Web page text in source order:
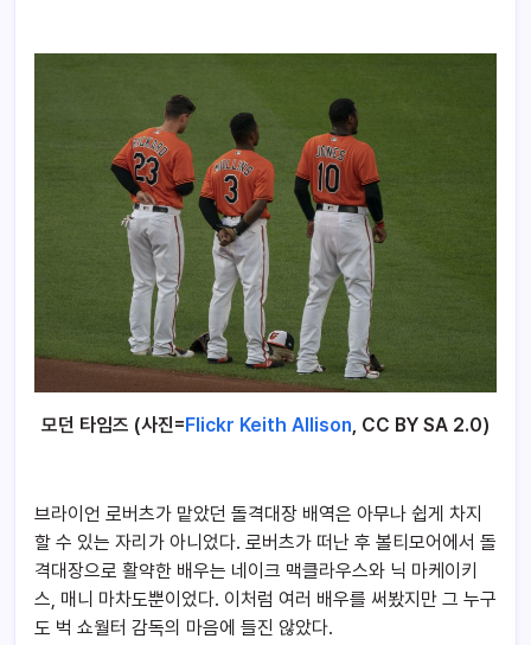
모던 타임즈 (사진= Flickr Keith Allison, CC BY SA 2.0)
브라이언 로버츠가 맡았던 돌격대장 배역은 아무나 쉽게 차지
할 수 있는 자리가 아니었다. 로버츠가 떠난 후 볼티모어에서 돌
격대장으로 활약한 배우는 네이크 맥클라우스와 닉 마케이키
스, 매니 마차도뿐이었다. 이처럼 여러 배우를 써봤지만 그 누구
도 벅 쇼월터 감독의 마음에 들진 않았다.